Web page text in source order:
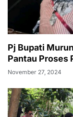
Pj Bupati
Pantau Proses
November 27, 2024